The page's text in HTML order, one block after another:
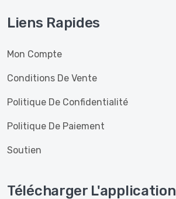
Liens Rapides
Mon Compte
Conditions De Vente
Politique De Confidentialité
Politique De Paiement
Soutien
Télécharger L'application